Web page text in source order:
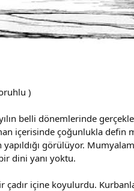
)
belli dönemlerinde
içerisinde çoğunlukla defin
görülüyor.
dini yanı yoktu.
içine koyulurdu.